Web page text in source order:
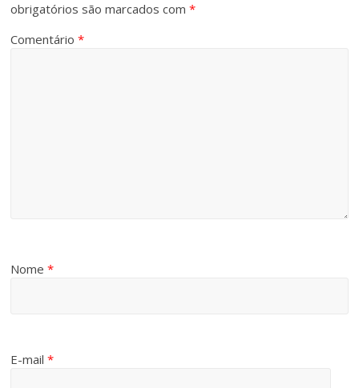
obrigatórios são marcados com*
Comentário*
Nome*
E-mail*